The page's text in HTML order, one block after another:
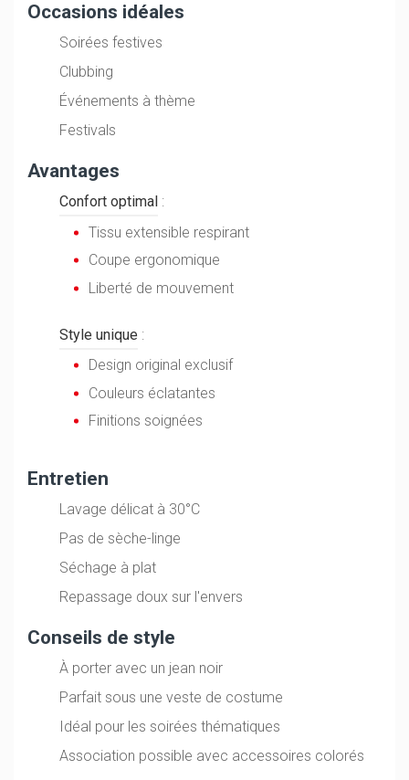
Occasions idéales
Soirées festives
Clubbing
Événements à thème
Festivals
Avantages
Confort optimal :
Tissu extensible respirant
Coupe ergonomique
Liberté de mouvement
Style unique :
Design original exclusif
Couleurs éclatantes
Finitions soignées
Entretien
Lavage délicat à 30°C
Pas de sèche-linge
Séchage à plat
Repassage doux sur l'envers
Conseils de style
À porter avec un jean noir
Parfait sous une veste de costume
Idéal pour les soirées thématiques
Association possible avec accessoires colorés